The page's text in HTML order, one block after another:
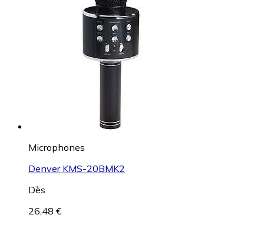
Microphones
Denver KMS-20BMK2
Dès
26,48 €